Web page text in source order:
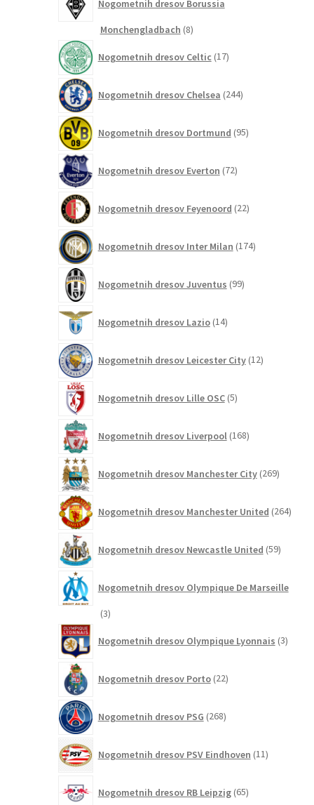
Nogometnih dresov Borussia
Monchengladbach 88
Nogometnih dresov Celtic 17izdelkov
Nogometnih dresov Chelsea 244izdelkov
Nogometnih dresov Dortmund 95izdelkov
Nogometnih dresov Everton 72izdelkov
Nogometnih dresov Feyenoord 22izdelkov
Nogometnih dresov Inter Milan 174izdelkov
Nogometnih dresov Juventus 99izdelkov
Nogometnih dresov Lazio 14izdelkov
Nogometnih dresov Leicester City 12izdelkov
Nogometnih dresov Lille OSC 5izdelkov
Nogometnih dresov Liverpool 168izdelkov
Nogometnih dresov Manchester City 269izdelkov
Nogometnih dresov Manchester United 264
Nogometnih dresov Newcastle United 59izdelkov
Nogometnih dresov Olympique De Marseille
33
Nogometnih dresov Olympique Lyonnais 3izdelki
Nogometnih dresov Porto 22izdelkov
Nogometnih dresov PSG 268izdelkov
Nogometnih dresov PSV Eindhoven 11izdelkov
Nogometnih dresov RB Leipzig 65izdelkov